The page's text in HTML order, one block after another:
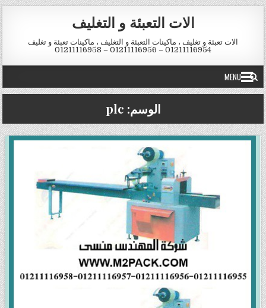
Skip to content
الات التعبئة و التغليف
الات تعبئة و تغليف ، ماكينات التعبئة و التغليف ، ماكينات تعبئة و تغليف
01211116954 – 01211116956 – 01211116958
MENU
الوسم: plc